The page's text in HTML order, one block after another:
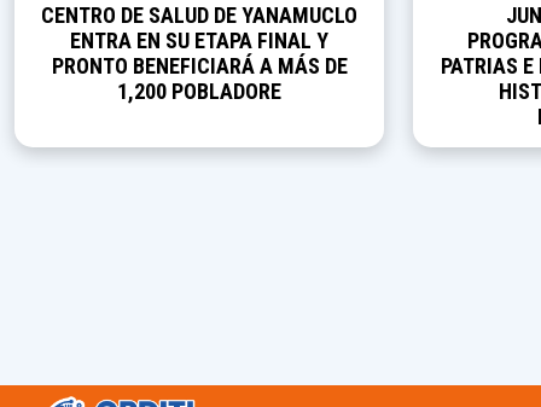
CENTRO DE SALUD DE YANAMUCLO
ENTRA EN SU ETAPA FINAL Y
PRONTO BENEFICIARÁ A MÁS DE
1,200 POBLADORE
PATRIAS